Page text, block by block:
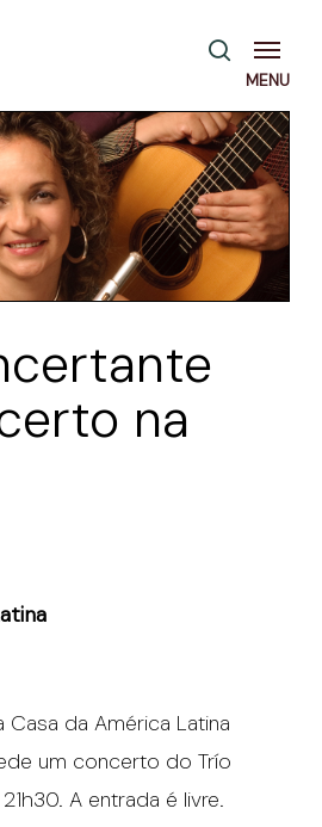
pesquisa
Menu
na
Casa da América Latina
um concerto do Trío
A entrada é livre.